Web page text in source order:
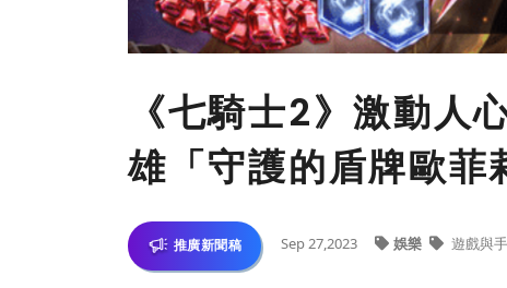
《七騎士2》激動人
雄「守護的盾牌歐菲
推廣新聞稿 Sep 27,2023 娛樂 遊戲與